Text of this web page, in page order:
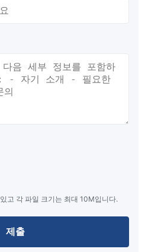
고 각 파일 크기는 최대 10M입니다.
제출